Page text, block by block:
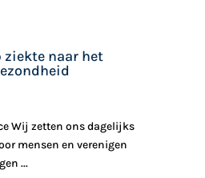
ziekte naar het
Wij zetten ons dagelijks
mensen en verenigen
...